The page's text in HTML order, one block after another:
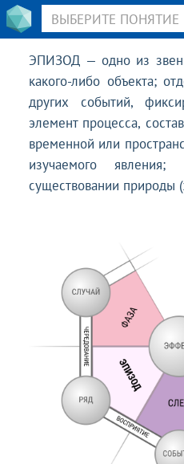
ВЫБЕРИТЕ ПОНЯТИЕ
ЭПИЗОД — одно из
какого-либо объекта;
других событий,
элемент процесса,
временной или
изучаемого
существовании природы